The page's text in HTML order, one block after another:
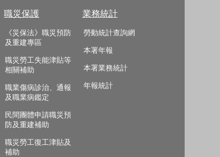
職災保護
《災保法》職災預防
及重建專區
職災勞工失能津貼等
相關補助
職業傷病診治、通報
及職業病鑑定
民間團體申請職災預
防及重建補助
職災勞工復工津貼及
補助
業務統計
勞動統計查詢網
本署年報
本署業務統計
年報統計